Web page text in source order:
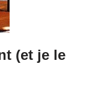
(et je le